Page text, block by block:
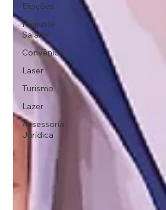
Eleições
Reajuste
Salarial
Convênios
Laser
Turismo
Lazer
Assessoria
Jurídica